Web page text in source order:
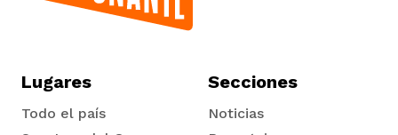
Lugares
Todo el país
Secciones
Noticias